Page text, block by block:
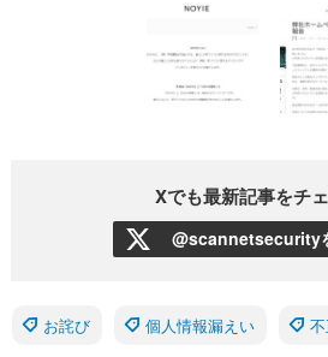
Xでも最新記事をチ
@scannetsecurity
お詫び 個人情報漏えい